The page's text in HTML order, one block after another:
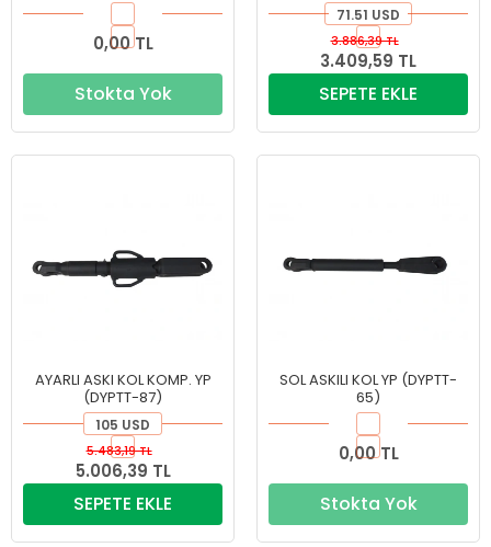
0,00 TL
Stokta Yok
71.51 USD
3.409,59 TL
3.886,39 TL
SEPETE EKLE
AYARLI ASKI KOL KOMP. YP
(DYPTT-87)
105 USD
5.006,39 TL
5.483,19 TL
SEPETE EKLE
SOL ASKILI KOL YP (DYPTT-
65)
0,00 TL
Stokta Yok